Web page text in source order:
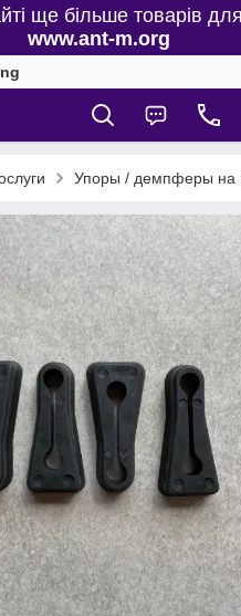
ще більше товарів
www.ant-m.org
Упоры / демпферы на